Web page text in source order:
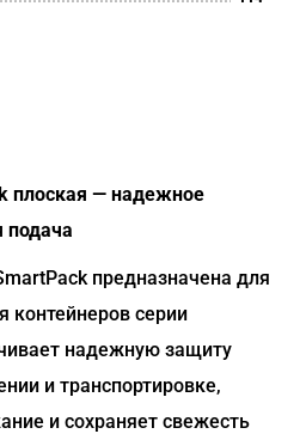
плоская — надежное
подача
предназначена для
контейнеров серии
надежную защиту
и транспортировке,
и сохраняет свежесть